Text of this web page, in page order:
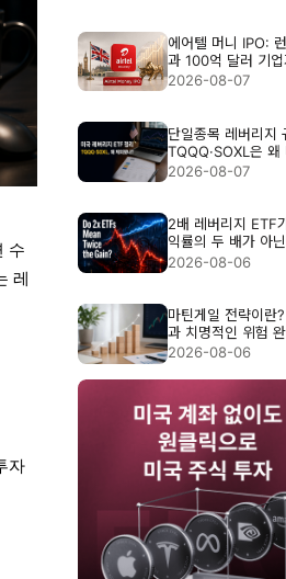
수
레
자
에어텔 머니 IPO:
과 100억 달러 기업
석
2026-08-07
단일종목 레버리지
TQQQ·SOXL은 왜
3배 ETF 위험 정리
2026-08-07
2배 레버리지 ETF
익률의 두 배가 아
2026-08-06
마틴게일 전략이란
과 치명적인 위험
2026-08-06